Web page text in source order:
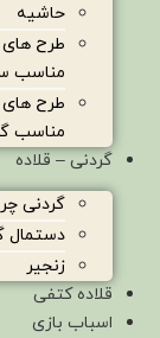
حاشیه
طرح های
مناسب
طرح های
مناسب
گردنی – قلاده
گردنی
دستمال
زنجیر
قلاده کتفی
اسباب بازی